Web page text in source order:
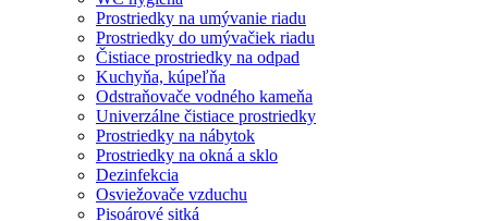
Prostriedky na umývanie riadu
Prostriedky do umývačiek riadu
Čistiace prostriedky na odpad
Kuchyňa, kúpeľňa
Odstraňovače vodného kameňa
Univerzálne čistiace prostriedky
Prostriedky na nábytok
Prostriedky na okná a sklo
Dezinfekcia
Osviežovače vzduchu
Pisoárové sitká